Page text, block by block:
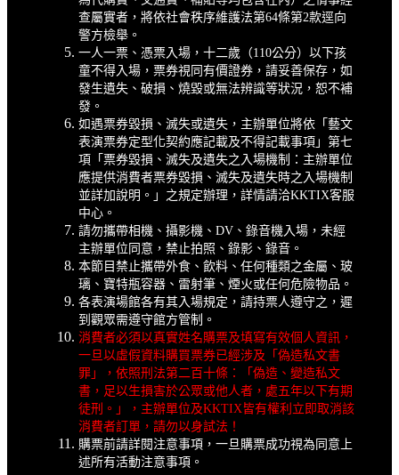
查屬實者，將依社會秩序維護法第64條第2款逕向
警方檢舉。
一人一票、憑票入場，十二歲（110公分）以下孩
童不得入場，票券視同有價證券，請妥善保存，如
發生遺失、破損、燒毀或無法辨識等狀況，恕不補
發。
如遇票券毀損、滅失或遺失，主辦單位將依「藝文
表演票券定型化契約應記載及不得記載事項」第七
項「票券毀損、滅失及遺失之入場機制：主辦單位
應提供消費者票券毀損、滅失及遺失時之入場機制
並詳加說明。」之規定辦理，詳情請洽KKTIX客服
中心。
請勿攜帶相機、攝影機、DV、錄音機入場，未經
主辦單位同意，禁止拍照、錄影、錄音。
本節目禁止攜帶外食、飲料、任何種類之金屬、玻
璃、寶特瓶容器、雷射筆、煙火或任何危險物品。
各表演場館各有其入場規定，請持票人遵守之，遲
到觀眾需遵守館方管制。
消費者必須以真實姓名購票及填寫有效個人資訊，
一旦以虛假資料購買票券已經涉及「偽造私文書
罪」，依照刑法第二百十條：「偽造、變造私文
書，足以生損害於公眾或他人者，處五年以下有期
徒刑。」，主辦單位及KKTIX皆有權利立即取消該
消費者訂單，請勿以身試法！
購票前請詳閱注意事項，一旦購票成功視為同意上
述所有活動注意事項。